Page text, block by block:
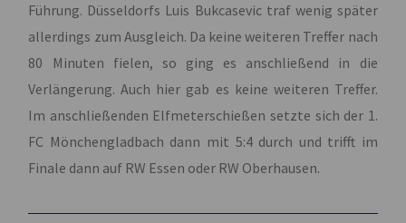
Führung. Düsseldorfs Luis Bukcasevic traf wenig später
allerdings zum Ausgleich. Da keine weiteren Treffer nach
80 Minuten fielen, so ging es anschließend in die
Verlängerung. Auch hier gab es keine weiteren Treffer.
Im anschließenden Elfmeterschießen setzte sich der 1.
FC Mönchengladbach dann mit 5:4 durch und trifft im
Finale dann auf RW Essen oder RW Oberhausen.